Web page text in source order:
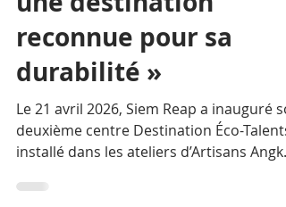
« Faire de Siem Reap
une destination
reconnue pour sa
durabilité »
Le 21 avril 2026, Siem Reap a inauguré
installé dans les ateliers d’Artisans